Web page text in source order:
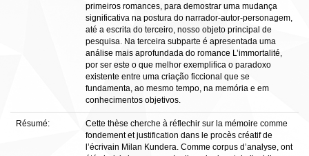
primeiros romances, para demostrar uma mudança
significativa na postura do narrador-autor-personagem,
até a escrita do terceiro, nosso objeto principal de
pesquisa. Na terceira subparte é apresentada uma
análise mais aprofundada do romance L’immortalité,
por ser este o que melhor exemplifica o paradoxo
existente entre uma criação ficcional que se
fundamenta, ao mesmo tempo, na memória e em
conhecimentos objetivos.
Résumé:
Cette thèse cherche à réflechir sur la mémoire comme
fondement et justification dans le procès créatif de
l’écrivain Milan Kundera. Comme corpus d’analyse, ont